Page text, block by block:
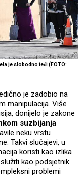
je slobodno teći (FOTO:
je zadobio na
manipulacija. Više
donijelo je zakone
suzbijanja
neku vrstu
Takvi slučajevi, u
koristi kao izlika
kao podsjetnik
problemi